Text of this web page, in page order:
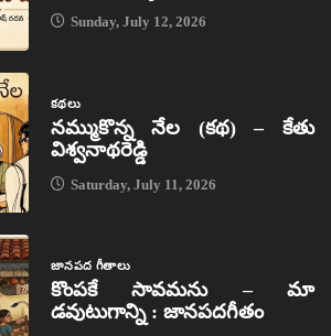
Sunday, July 12, 2026
కథలు
నమ్ముకొన్న నేల (కథ) – కేతు
విశ్వనాథరెడ్డి
Saturday, July 11, 2026
జానపద గీతాలు
కొంపకే సావమను – మా
డవుటుగాన్ని : జానపదగీతం